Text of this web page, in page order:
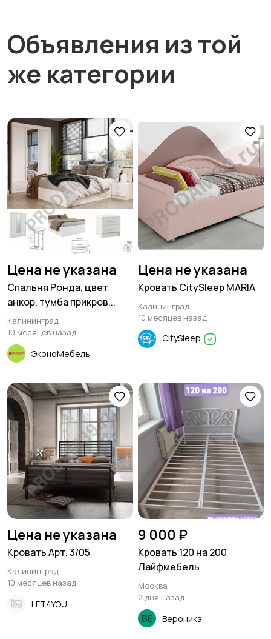
Объявления из той
же категории
Цена не указана
Спальня Ронда, цвет
анкор, тумба прикров...
Калининград
10 месяцев назад
ЭконоМебель
Цена не указана
Кровать CitySleep MARIA
Калининград
10 месяцев назад
CitySleep
Цена не указана
Кровать Арт. 3/05
Калининград
10 месяцев назад
LFT4YOU
9 000 ₽
Кровать 120 на 200
Лайфмебель
Москва
2 дня назад
Вероника